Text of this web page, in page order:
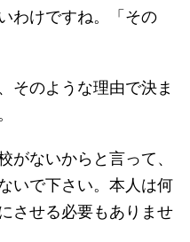
わけですね。「その
そのような理由で決ま
がないからと言って、
いで下さい。本人は何
させる必要もありませ